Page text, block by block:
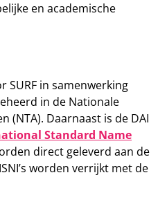
en academische
SURF in samenwerking
in de Nationale
(NTA). Daarnaast is de DAI
Standard Name
direct geleverd aan de
worden verrijkt met de